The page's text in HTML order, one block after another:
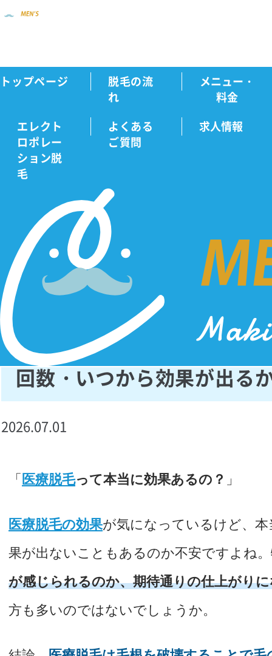
トップページ
脱毛の流
れ
メニュー・
料金
エレクト
ロポレー
ション脱
毛
よくある
ご質問
求人情報
Home 新着情報 医療脱毛の効果は何回目から出る...
医療脱毛の効果は何回目か
回数・いつから効果が出る
2026.07.01
「 医療脱毛って本当に効果あるの？ 」
医療脱毛の効果が気になっているけど、
果が出ないこともあるのか不安ですよね
が感じられるのか、期待通りの仕上がり
方も多いのではないでしょうか。